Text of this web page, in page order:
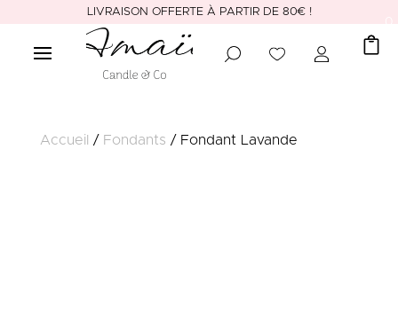
LIVRAISON OFFERTE À PARTIR DE 80€ !
Accueil / Fondants / Fondant Lavande